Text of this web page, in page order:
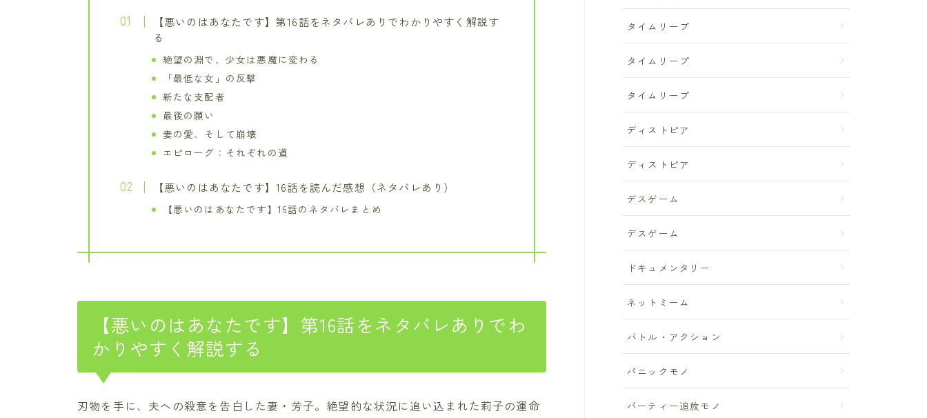
【悪いのはあなたです】第16話をネタバレありでわかりやすく解説す
る
絶望の淵で、少女は悪魔に変わる
「最低な女」の反撃
新たな支配者
最後の願い
妻の愛、そして崩壊
エピローグ：それぞれの道
【悪いのはあなたです】16話を読んだ感想（ネタバレあり）
【悪いのはあなたです】16話のネタバレまとめ
【悪いのはあなたです】第16話をネタバレありでわ
かりやすく解説する
刃物を手に、夫への殺意を告白した妻・芳子。絶望的な状況に追い込まれた莉子の運命
タイムリープ
タイムリープ
タイムリープ
ディストピア
ディストピア
デスゲーム
デスゲーム
ドキュメンタリー
ネットミーム
バトル・アクション
パニックモノ
パーティー追放モノ